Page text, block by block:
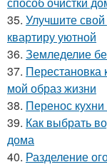
35. Улучшите
квартиру уютной
36. Земледелие
37. Перестановка
мой образ жизни
38. Перенос кухни
39. Как выбрать
дома
40. Разделение